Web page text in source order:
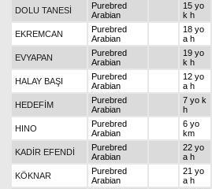
DOLU TANESİ
Purebred
Arabian
15 yo
k h
EKREMCAN
Purebred
Arabian
18 yo
a h
EVYAPAN
Purebred
Arabian
19 yo
k h
HALAY BAŞI
Purebred
Arabian
12 yo
a h
HEDEFİM
Purebred
Arabian
7 yo k
h
HINO
Purebred
Arabian
6 yo
km
KADİR EFENDİ
Purebred
Arabian
22 yo
a h
KÖKNAR
Purebred
Arabian
21 yo
a h